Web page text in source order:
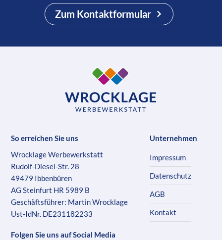
Zum Kontaktformular
So erreichen Sie uns
Wrocklage Werbewerkstatt
Rudolf-Diesel-Str. 28
49479 Ibbenbüren
AG Steinfurt HR 5989 B
Geschäftsführer: Martin Wrocklage
Ust-IdNr. DE231182233
Folgen Sie uns auf Social Media
Unternehmen
Impressum
Datenschutz
AGB
Kontakt